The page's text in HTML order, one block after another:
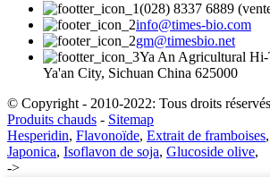
(028) 8337 6889
info@times-bio.com
gm@timesbio.net
Ya An Agricultural
Ya'an City, Sichuan China 625000
© Copyright - 2010-2022: Tous droits
Produits chauds - Sitemap
Hesperidin, Flavonoïde, Extrait de framboises,
Japonica, Isoflavon de soja, Glucoside olive,
->